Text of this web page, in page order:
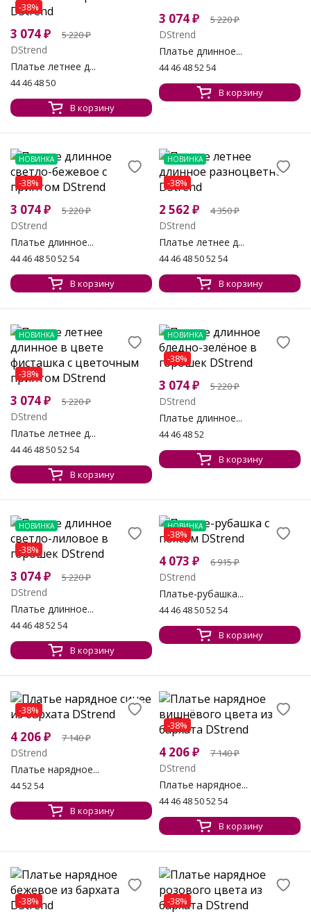
-38%
3 074₽ 5 220₽
DStrend
Платье летнее д...
44 46 48 50
В корзину
3 074₽ 5 220₽
DStrend
Платье длинное...
44 46 48 52 54
В корзину
НОВИНКА
-38%
3 074₽ 5 220₽
DStrend
Платье длинное...
44 46 48 50 52 54
В корзину
НОВИНКА
-38%
2 562 ₽ 4 350₽
DStrend
Платье летнее д...
44 46 48 50 52 54
В корзину
НОВИНКА
-38%
3 074₽ 5 220₽
DStrend
Платье летнее д...
44 46 48 50 52 54
В корзину
НОВИНКА
-38%
3 074₽ 5 220₽
DStrend
Платье длинное...
44 46 48 52
В корзину
НОВИНКА
-38%
3 074₽ 5 220₽
DStrend
Платье длинное...
44 46 48 52 54
В корзину
НОВИНКА
-38%
4 073 ₽ 6 915₽
DStrend
Платье-рубашка...
44 46 48 50 52 54
В корзину
-38%
4 206₽ 7 140₽
DStrend
Платье нарядное...
44 52 54
В корзину
-38%
4 206₽ 7 140₽
DStrend
Платье нарядное...
44 46 48 50 52 54
В корзину
-38% -38%